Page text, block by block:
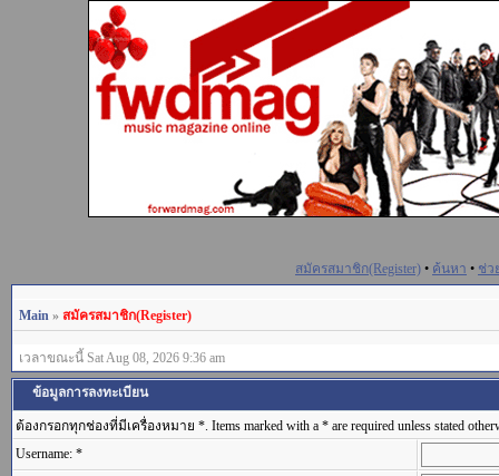
สมัครสมาชิก(Register) • ค้นหา • ช่ว
Main » สมัครสมาชิก(Register)
เวลาขณะนี้ Sat Aug 08, 2026 9:36 am
ข้อมูลการลงทะเบียน
ต้องกรอกทุกช่องที่มีเครื่องหมาย *. Items marked with a * are required unless stated
Username: *